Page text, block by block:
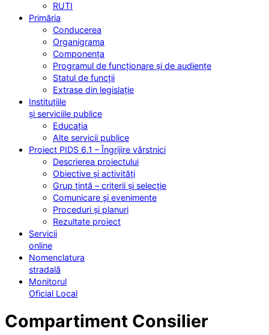
RUTI
Primăria
Conducerea
Organigrama
Componența
Programul de funcționare și de audiențe
Statul de funcții
Extrase din legislație
Instituțiile
și serviciile publice
Educația
Alte servicii publice
Proiect PIDS 6.1 – Îngrijire vârstnici
Descrierea proiectului
Obiective și activități
Grup țintă – criterii și selecție
Comunicare și evenimente
Proceduri și planuri
Rezultate proiect
Servicii
online
Nomenclatura
stradală
Monitorul
Oficial Local
Compartiment Consilier